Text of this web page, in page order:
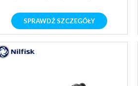
SPRAWDŹ SZCZEGÓŁY